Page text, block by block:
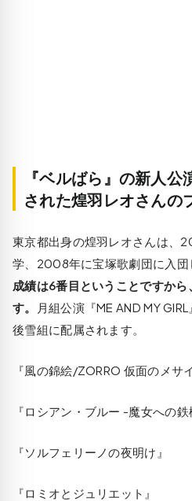
『ベルばら』の新人
された煌羽レオさんの
東京都出身の煌羽レオさんは、
学、2008年に宝塚歌劇団に入団
成績は6番目ということですか
す。
月組公演『ME AND MY GIRL
後雪組に配属されます。
『風の錦絵/ZORRO 仮面のメサ
『ロシアン・ブルー -魔女への鉄
『ソルフェリーノの夜明け』
『ロミオとジュリエット』